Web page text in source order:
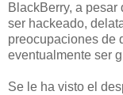
BlackBerry, a
ser hackeado,
preocupaciones de
eventualmente ser
Se le ha visto el